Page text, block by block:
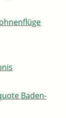
Baden-